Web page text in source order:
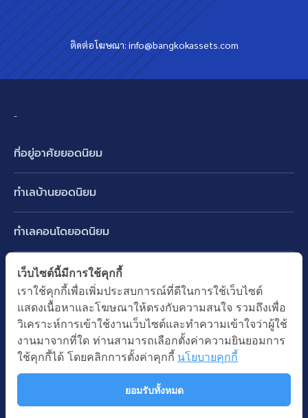
ติดต่อโฆษณา:info@bangkokassets.com
-
ที่อยู่อาศัยยอดนิยม
ทาวน์เฮ้าส์ ทาวน์โฮม
คอนโดมิเนียม
อาคารพาณิชย์ ตึกแถว
ที่ดินเปล่า
อพาร์ทเม้นท์ หอพัก
ออฟฟิต สำนักงาน
โรงงาน โกดัง
โรงแรม รีสอร์ท
ทำเลบ้านยอดนิยม
บางนา รามคำแหง 2
ปทุมธานี รังสิต ลำลูกกา
นนทบุรี บางใหญ่ บางบัวทอง
ทำเลคอนโดยอดนิยม
พระราม 9
อ่อนนุช ปุณณวิถี
รัชดาภิเษก ห้วยขวาง
ห้าแยกลาดพร้าว
ทำเล BTS ยอดนิยม
BTS ทองหล่อ
BTS เอกมัย
BTS พร้อมพงษ์
BTS อ่อนนุช
ทำเล MRT ยอดนิยม
MRT เพชรบุรี
MRT พระราม 9
คำค้นยอดนิยม
บ้านมือสอง
ซื้อบ้าน ขายบ้าน
เว็บไซต์นี้มีการใช้คุกกี้
เราใช้คุกกี้เพื่อเพิ่มประสบการณ์ที่ดีในการใช้เว็บไซต์
แสดงเนื้อหาและโฆษณาให้ตรงกับความสนใจ รวมถึงเพื่อ
วิเคราะห์การเข้าใช้งานเว็บไซต์และทำความเข้าใจว่าผู้ใช้
งานมาจากที่ใด ท่านสามารถเลือกตั้งค่าความยินยอมการ
ใช้คุกกี้ได้ โดยคลิกการตั้งค่าคุกกี้ นโยบายคุกกี้
ยอมรับทั้งหมด